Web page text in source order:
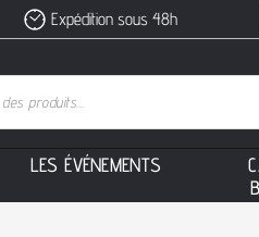
Expédition sous 48h
LES ÉVÉNEMENTS C